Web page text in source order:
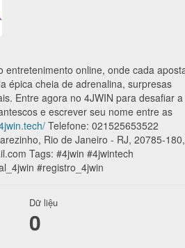
entretenimento online, onde cada
épica cheia de adrenalina, surpresas
Entre agora no 4JWIN para desafiar a
e escrever seu nome entre as
Telefone: 021525653522
Rio de Janeiro - RJ, 20785-180,
Tags: #4jwin #4jwintech
#registro_4jwin
Dữ liệu
0